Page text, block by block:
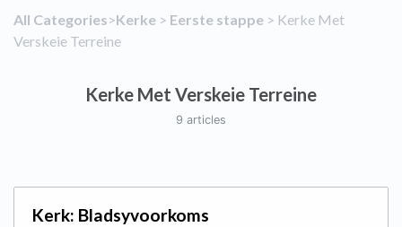
All Categories​>​​Kerke ​ > ​ ​Eerste stappe ​ > ​ ​Kerke Met
Verskeie Terreine
Kerke Met Verskeie Terreine
9 articles
Kerk: Bladsyvoorkoms